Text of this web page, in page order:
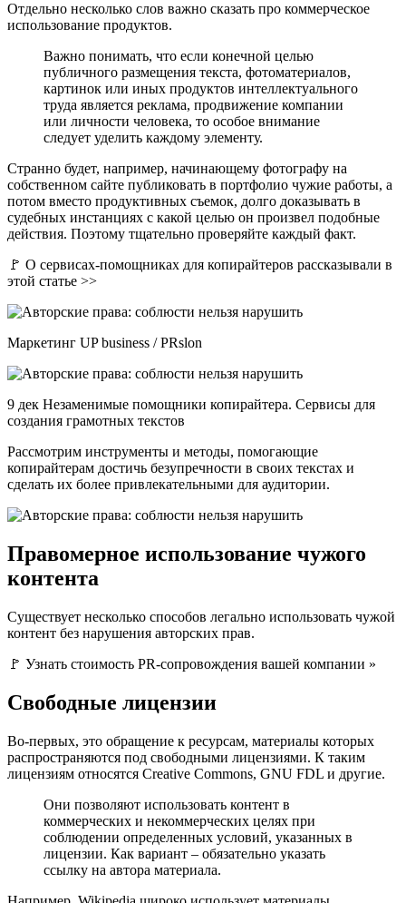
Отдельно несколько слов важно сказать про коммерческое
использование продуктов.
Важно понимать, что если конечной целью
публичного размещения текста, фотоматериалов,
картинок или иных продуктов интеллектуального
труда является реклама, продвижение компании
или личности человека, то особое внимание
следует уделить каждому элементу.
Странно будет, например, начинающему фотографу на
собственном сайте публиковать в портфолио чужие работы, а
потом вместо продуктивных съемок, долго доказывать в
судебных инстанциях с какой целью он произвел подобные
действия. Поэтому тщательно проверяйте каждый факт.
🚩 О сервисах-помощниках для копирайтеров рассказывали в
этой статье >>
Маркетинг UP business / PRslon
9 дек Незаменимые помощники копирайтера. Сервисы для
создания грамотных текстов
Рассмотрим инструменты и методы, помогающие
копирайтерам достичь безупречности в своих текстах и
сделать их более привлекательными для аудитории.
Правомерное использование чужого
контента
Существует несколько способов легально использовать чужой
контент без нарушения авторских прав.
🚩 Узнать стоимость PR-сопровождения вашей компании »
Свободные лицензии
Во-первых, это обращение к ресурсам, материалы которых
распространяются под свободными лицензиями. К таким
лицензиям относятся Creative Commons, GNU FDL и другие.
Они позволяют использовать контент в
коммерческих и некоммерческих целях при
соблюдении определенных условий, указанных в
лицензии. Как вариант – обязательно указать
ссылку на автора материала.